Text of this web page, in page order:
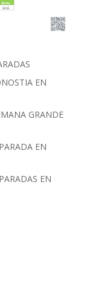
EN
GRANDE
EN
EN